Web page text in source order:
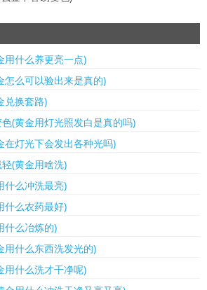
用什么养更亮一点)
怎么可以验出来是真的)
兑换套路)
(黄金用灯光照发白是真的吗)
在灯光下会发出各种光吗)
(黄金用啥洗)
什么冲洗最亮)
什么农药最好)
什么冶炼的)
用什么东西洗发光的)
用什么洗才干净呢)